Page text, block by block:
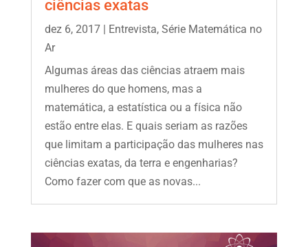
ciências exatas
dez 6, 2017| Entrevista, Série Matemática no
Ar
Algumas áreas das ciências atraem mais
mulheres do que homens, mas a
matemática, a estatística ou a física não
estão entre elas. E quais seriam as razões
que limitam a participação das mulheres nas
ciências exatas, da terra e engenharias?
Como fazer com que as novas...